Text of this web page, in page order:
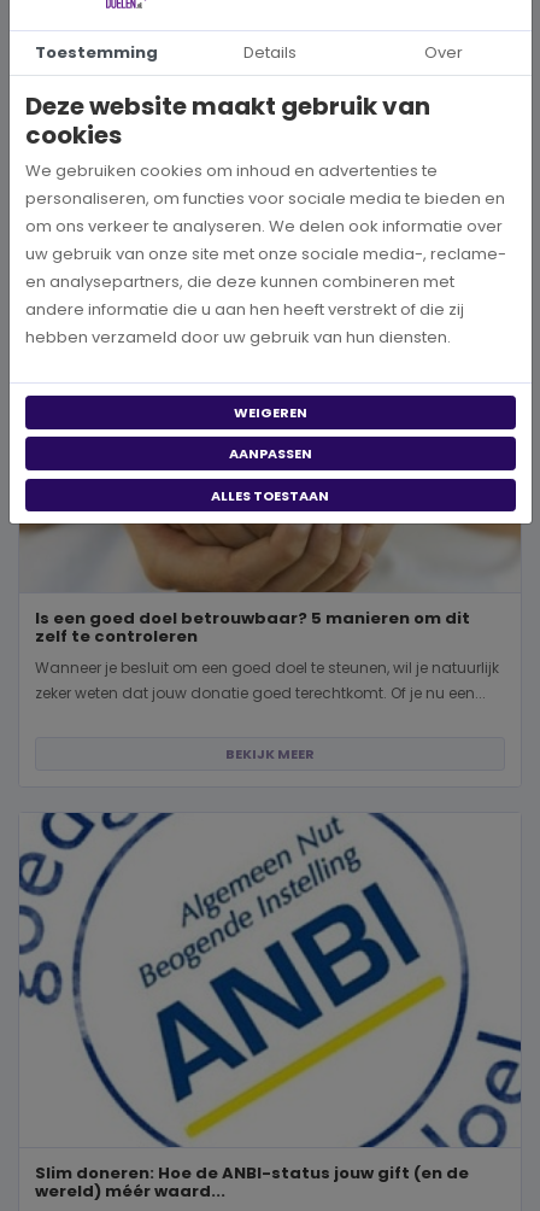
Hoe kies je een goed doel dat écht bij je past?
Wanneer je besluit om een steentje bij te dragen aan een betere
wereld, neem je een prachtig besluit. Jouw donatie kan het ve...
BEKIJK MEER
Is een goed doel betrouwbaar? 5 manieren om dit
zelf te controleren
Wanneer je besluit om een goed doel te steunen, wil je natuurlijk
zeker weten dat jouw donatie goed terechtkomt. Of je nu een...
BEKIJK MEER
Slim doneren: Hoe de ANBI-status jouw gift (en de
wereld) méér waard...
Toestemming Details Over
Deze website maakt gebruik van
cookies
We gebruiken cookies om inhoud en advertenties te
personaliseren, om functies voor sociale media te bieden en
om ons verkeer te analyseren. We delen ook informatie over
uw gebruik van onze site met onze sociale media-, reclame-
en analysepartners, die deze kunnen combineren met
andere informatie die u aan hen heeft verstrekt of die zij
hebben verzameld door uw gebruik van hun diensten.
WEIGEREN
AANPASSEN
ALLES TOESTAAN